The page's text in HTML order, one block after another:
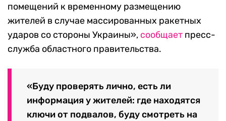
помещений к временному размещению
жителей в случае массированных ракетных
ударов со стороны Украины», сообщает пресс-
служба областного правительства.
«Буду проверять лично, есть ли
информация у жителей: где находятся
ключи от подвалов, буду смотреть на